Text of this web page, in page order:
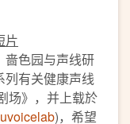
片
啬色园与声线研
列有关健康声线
场》，并上载於
)，希望